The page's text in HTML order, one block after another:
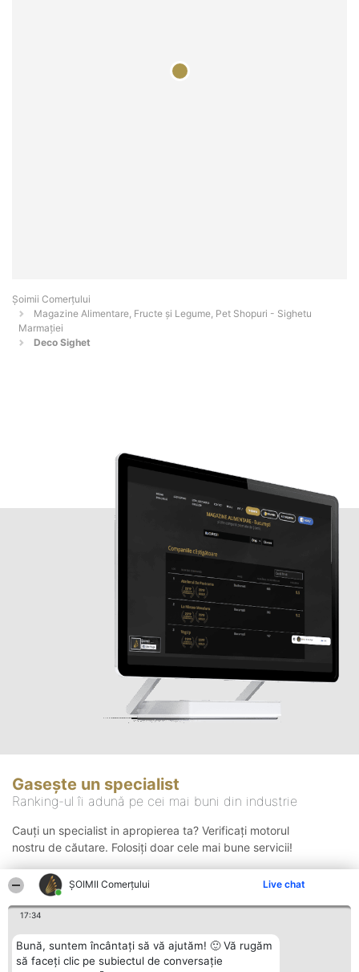
ȘOIMII Comerțului Live chat
17:34
Bună, suntem încântați să vă ajutăm! 🙂 Vă rugăm
să faceți clic pe subiectul de conversație
Șoimii Comerțului
Magazine Alimentare, Fructe și Legume, Pet Shopuri - Sighetu
Marmaţiei
Deco Sighet
Gasește un specialist
Ranking-ul îi adună pe cei mai buni din industrie
Cauți un specialist in apropierea ta? Verificați motorul
nostru de căutare. Folosiți doar cele mai bune servicii!